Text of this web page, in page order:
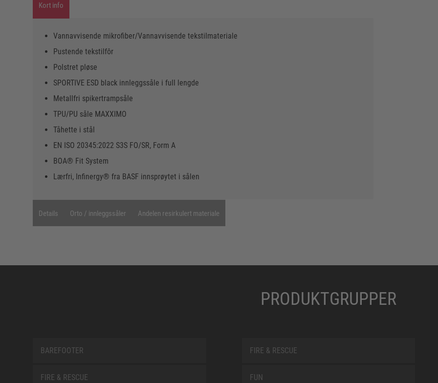
Kort info
Vannavvisende mikrofiber/Vannavvisende tekstilmateriale
Pustende tekstilfôr
Polstret pløse
SPORTIVE ESD black innleggssåle i full lengde
Metallfri spikertrampsåle
TPU/PU såle MAXXIMO
Tåhette i stål
EN ISO 20345:2022 S3S FO/SR, Form A
BOA® Fit System
Lærfri, Infinergy® fra BASF innsprøytet i sålen
Details Orto / innleggssåler Andelen resirkulert materiale
PRODUKTGRUPPER
BAREFOOTER
FIRE & RESCUE
FIRE & RESCUE
FUN